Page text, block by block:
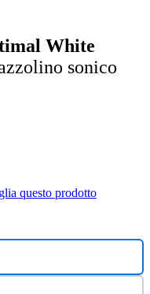
White
sonico
questo prodotto